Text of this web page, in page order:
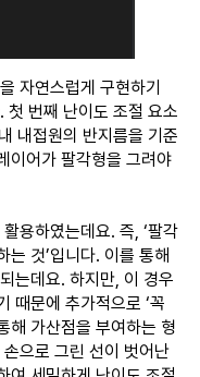
자연스럽게 구현하기
첫 번째 난이도 조절 요소
내접원의 반지름을 기준
어가 팔각형을 그려야
용하였는데요. 즉, ‘팔각
는 것’입니다. 이를 통해
는데요. 하지만, 이 경우
때문에 추가적으로 ‘꼭
해 가산점을 부여하는 형
으로 그린 선이 벗어난